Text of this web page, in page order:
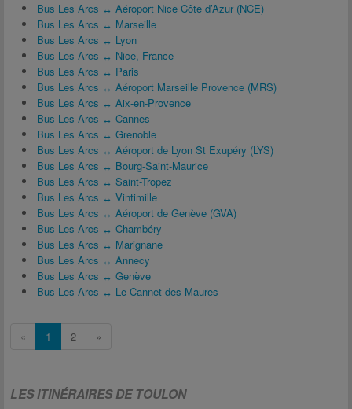
Bus Les Arcs ↔ Aéroport Nice Côte d’Azur (NCE)
Bus Les Arcs ↔ Marseille
Bus Les Arcs ↔ Lyon
Bus Les Arcs ↔ Nice, France
Bus Les Arcs ↔ Paris
Bus Les Arcs ↔ Aéroport Marseille Provence (MRS)
Bus Les Arcs ↔ Aix-en-Provence
Bus Les Arcs ↔ Cannes
Bus Les Arcs ↔ Grenoble
Bus Les Arcs ↔ Aéroport de Lyon St Exupéry (LYS)
Bus Les Arcs ↔ Bourg-Saint-Maurice
Bus Les Arcs ↔ Saint-Tropez
Bus Les Arcs ↔ Vintimille
Bus Les Arcs ↔ Aéroport de Genève (GVA)
Bus Les Arcs ↔ Chambéry
Bus Les Arcs ↔ Marignane
Bus Les Arcs ↔ Annecy
Bus Les Arcs ↔ Genève
Bus Les Arcs ↔ Le Cannet-des-Maures
« 1 2 »
LES ITINÉRAIRES DE TOULON